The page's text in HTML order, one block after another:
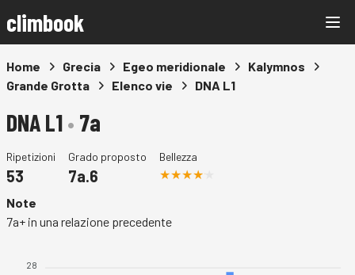
climbook
Home Grecia Egeo meridionale
Kalymnos
Grande Grotta
Elenco vie DNA L1
DNA L1• 7a
Ripetizioni
53
Grado proposto
7a.6
Bellezza
Note
7a+ in una relazione precedente
28